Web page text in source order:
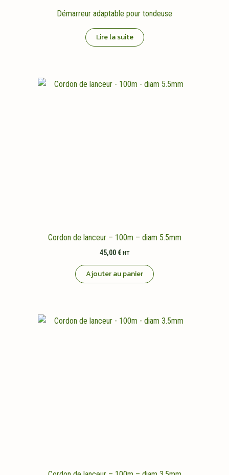
Démarreur adaptable pour tondeuse
Lire la suite
Cordon de lanceur – 100m – diam 5.5mm
45,00 € HT
Ajouter au panier